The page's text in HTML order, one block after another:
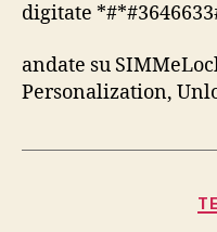
digitate
andate su
Personalization,